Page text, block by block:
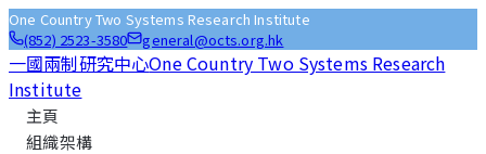
One Country Two Systems Research Institute
(852) 2523-3580
general@octs.org.hk
一國兩制研究中心One Country Two Systems Research
Institute
主頁
組織架構